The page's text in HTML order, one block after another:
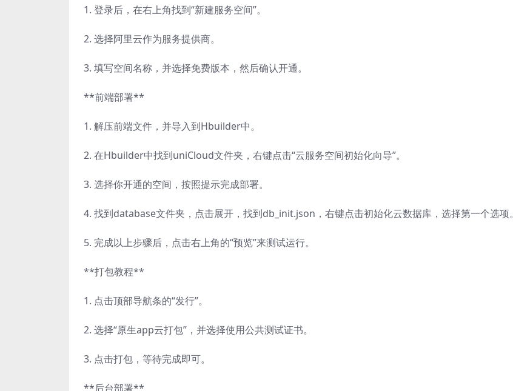
1. 登录后，在右上角找到“新建服务空间”。
2. 选择阿里云作为服务提供商。
3. 填写空间名称，并选择免费版本，然后确认开通。
**前端部署**
1. 解压前端文件，并导入到Hbuilder中。
2. 在Hbuilder中找到uniCloud文件夹，右键点击“云服务空间初始化向导”。
3. 选择你开通的空间，按照提示完成部署。
4. 找到database文件夹，点击展开，找到db_init.json，右键点击初始化云数据库，选择第一个选项。
5. 完成以上步骤后，点击右上角的“预览”来测试运行。
**打包教程**
1. 点击顶部导航条的“发行”。
2. 选择“原生app云打包”，并选择使用公共测试证书。
3. 点击打包，等待完成即可。
**后台部署**